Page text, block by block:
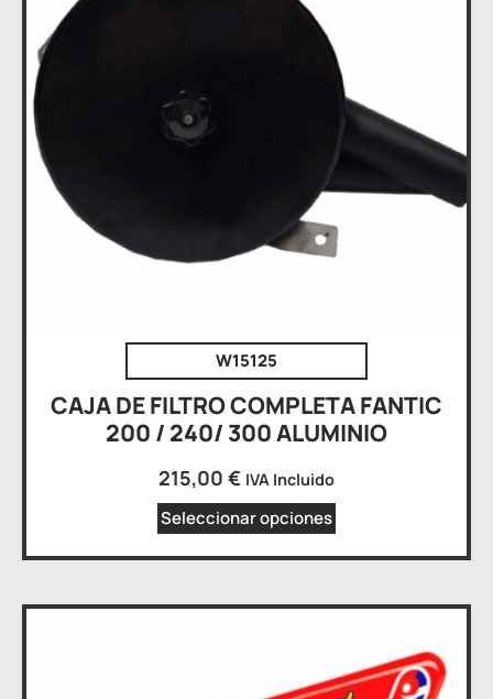
W15125
CAJA DE FILTRO COMPLETA FANTIC
200 / 240/ 300 ALUMINIO
215,00 € IVA Incluido
Seleccionar opciones